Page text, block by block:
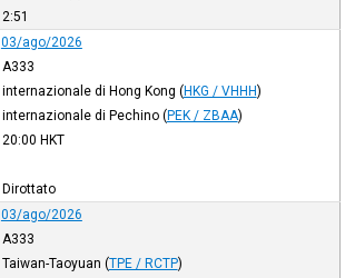
2:51
03/ago/2026
A333
internazionale di Hong Kong (HKG / VHHH)
internazionale di Pechino (PEK / ZBAA)
20:00 HKT
Dirottato
03/ago/2026
A333
Taiwan-Taoyuan (TPE / RCTP)